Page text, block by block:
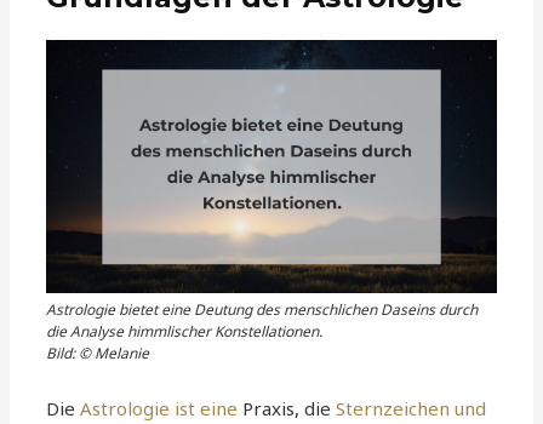
Astrologie bietet eine Deutung des menschlichen Daseins durch
die Analyse himmlischer Konstellationen.
Bild: © Melanie
DieAstrologie ist eine Praxis, dieSternzeichen und